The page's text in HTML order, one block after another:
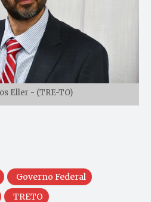
Eller - (TRE-TO)
Governo Federal
TRETO